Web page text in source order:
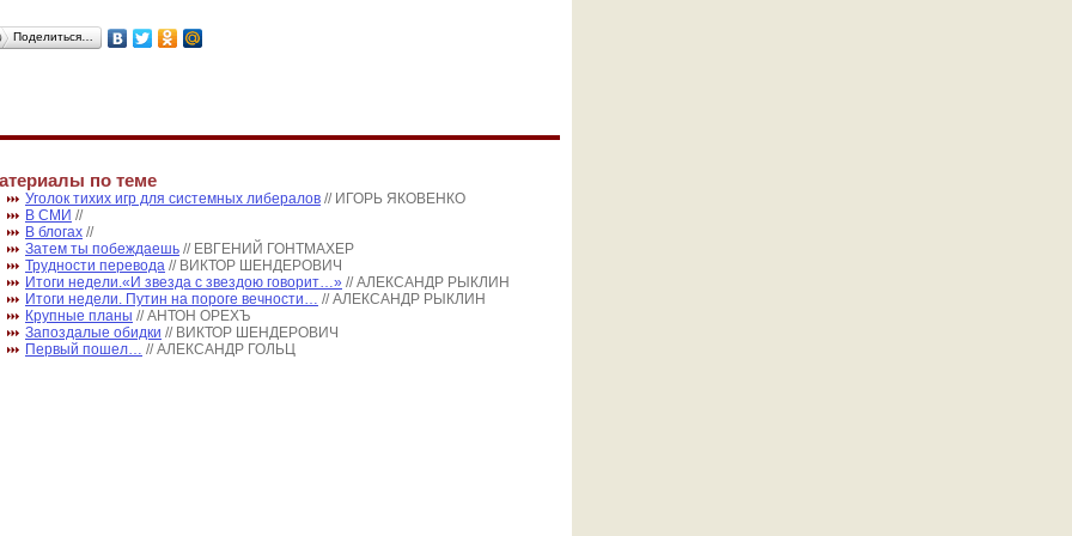
Поделиться…
по теме
Уголок тихих игр для системных либералов // ИГОРЬ ЯКОВЕНКО
В СМИ //
В блогах //
Затем ты побеждаешь // ЕВГЕНИЙ ГОНТМАХЕР
Трудности перевода // ВИКТОР ШЕНДЕРОВИЧ
Итоги недели.«И звезда с звездою говорит…» // АЛЕКСАНДР РЫКЛИН
Итоги недели. Путин на пороге вечности… // АЛЕКСАНДР РЫКЛИН
Крупные планы // АНТОН ОРЕХЪ
Запоздалые обидки // ВИКТОР ШЕНДЕРОВИЧ
Первый пошел… // АЛЕКСАНДР ГОЛЬЦ